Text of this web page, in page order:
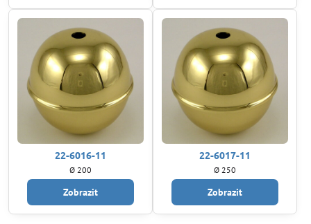
22-6016-11
Ø 200
Zobrazit
22-6017-11
Ø 250
Zobrazit